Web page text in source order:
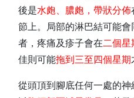
後是水皰、膿皰，帶狀分佈
節上。局部的淋巴結可能
者，疼痛及疹子會在二個星
佳則可能拖到三至四個星期
從頭頂到腳底任何一處的神